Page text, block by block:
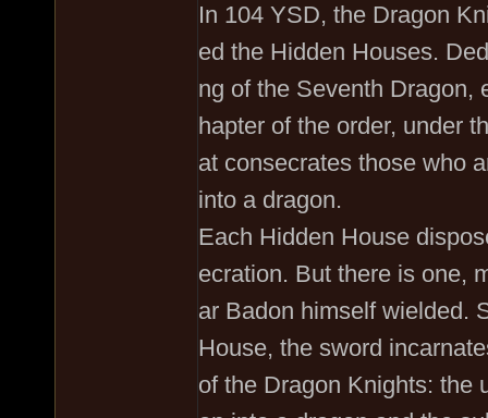
In 104 YSD, the Dragon
ed the Hidden Houses.
ng of the Seventh Dragon,
hapter of the order, under
at consecrates those who
into a dragon.
Each Hidden House
ecration. But there is one,
ar Badon himself wielded.
House, the sword
of the Dragon Knights: the